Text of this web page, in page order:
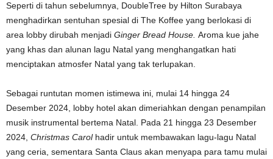
Seperti di tahun sebelumnya, DoubleTree by Hilton Surabaya
menghadirkan sentuhan spesial di The Koffee yang berlokasi di
area lobby dirubah menjadi Ginger Bread House. Aroma kue jahe
yang khas dan alunan lagu Natal yang menghangatkan hati
menciptakan atmosfer Natal yang tak terlupakan.
Sebagai runtutan momen istimewa ini, mulai 14 hingga 24
Desember 2024, lobby hotel akan dimeriahkan dengan penampilan
musik instrumental bertema Natal. Pada 21 hingga 23 Desember
2024, Christmas Carolhadir untuk membawakan lagu-lagu Natal
yang ceria, sementara Santa Claus akan menyapa para tamu mulai